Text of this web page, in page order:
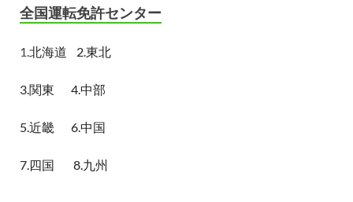
全国運転免許センター
1.北海道 2.東北
3.関東 4.中部
5.近畿 6.中国
7.四国 8.九州